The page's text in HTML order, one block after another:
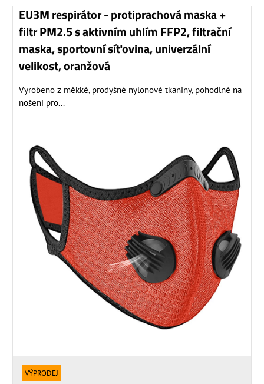
EU3M respirátor - protiprachová maska +
filtr PM2.5 s aktivním uhlím FFP2, filtrační
maska, sportovní síťovina, univerzální
velikost, oranžová
Vyrobeno z měkké, prodyšné nylonové tkaniny, pohodlné na
nošení pro...
VÝPRODEJ